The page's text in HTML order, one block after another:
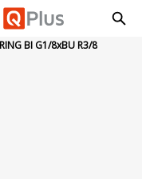
8xBU R3/8
BI G1/8xBU R3/8